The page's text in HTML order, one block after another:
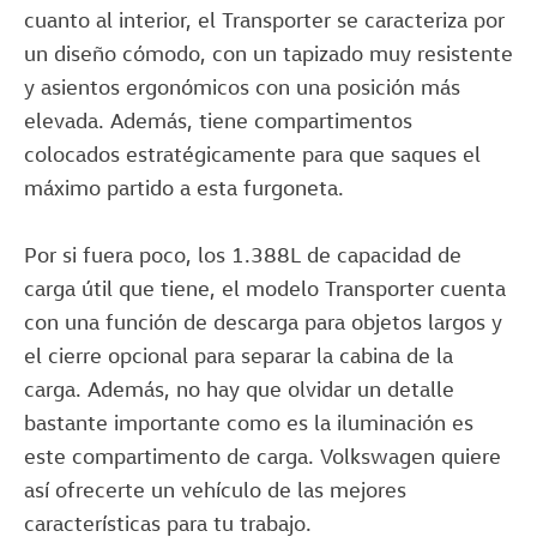
cuanto al interior, el Transporter se caracteriza por
un diseño cómodo, con un tapizado muy resistente
y asientos ergonómicos con una posición más
elevada. Además, tiene compartimentos
colocados estratégicamente para que saques el
máximo partido a esta furgoneta.
Por si fuera poco, los 1.388L de capacidad de
carga útil que tiene, el modelo Transporter cuenta
con una función de descarga para objetos largos y
el cierre opcional para separar la cabina de la
carga. Además, no hay que olvidar un detalle
bastante importante como es la iluminación es
este compartimento de carga. Volkswagen quiere
así ofrecerte un vehículo de las mejores
características para tu trabajo.